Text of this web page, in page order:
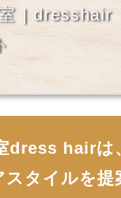
| dresshair
dress hairは
タイルを提